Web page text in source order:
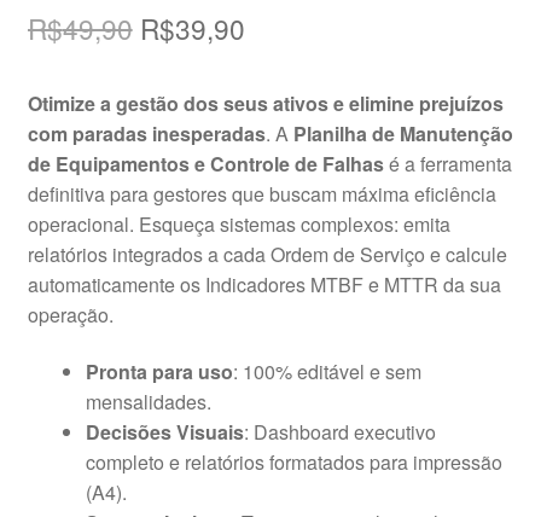
5, com
avaliação de
cliente
R$49,90 O
original
era:
R$49,90.
R$39,90O
atual
é:
R$39,90.
Otimize a gestão dos seus ativos e elimine prejuízos
com paradas inesperadas. A Planilha de Manutenção
de Equipamentos e Controle de Falhasé a ferramenta
definitiva para gestores que buscam máxima eficiência
operacional. Esqueça sistemas complexos: emita
relatórios integrados a cada Ordem de Serviço e calcule
automaticamente os Indicadores MTBF e MTTR da sua
operação.
Pronta para uso: 100% editável e sem
mensalidades.
Decisões Visuais: Dashboard executivo
completo e relatórios formatados para impressão
(A4).